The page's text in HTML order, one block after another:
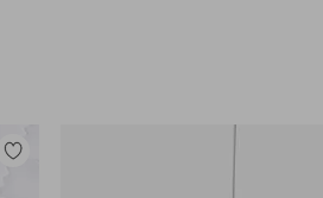
Tilføj